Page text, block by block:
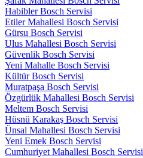
Habibler Bosch Servisi
Etiler Mahallesi Bosch Servisi
Gürsu Bosch Servisi
Ulus Mahallesi Bosch Servisi
Güvenlik Bosch Servisi
Yeni Mahalle Bosch Servisi
Kültür Bosch Servisi
Muratpaşa Bosch Servisi
Özgürlük Mahallesi Bosch Servisi
Meltem Bosch Servisi
Hüsnü Karakaş Bosch Servisi
Ünsal Mahallesi Bosch Servisi
Yeni Emek Bosch Servisi
Cumhuriyet Mahallesi Bosch Servisi